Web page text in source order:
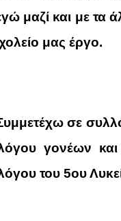
μαζί και με τα
μας έργο.
σε
γονέων και
του 5ου